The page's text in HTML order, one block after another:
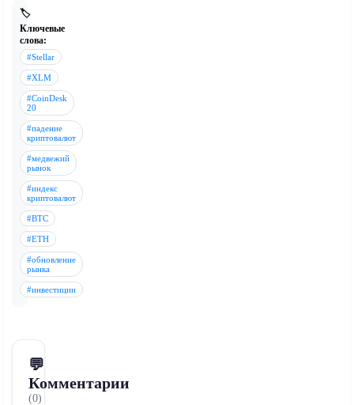
🏷️
Ключевые
слова:
#Stellar
#XLM
#CoinDesk
20
#падение
криптовалют
#медвежий
рынок
#индекс
криптовалют
#BTC
#ETH
#обновление
рынка
#инвестиции
💬
Комментарии
(0)